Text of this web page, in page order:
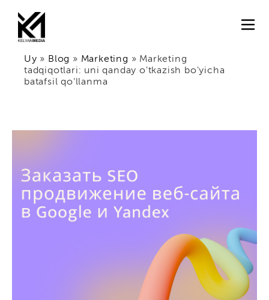
Uy » Blog » Marketing » Marketing
tadqiqotlari: uni qanday o'tkazish bo'yicha
batafsil qo'llanma